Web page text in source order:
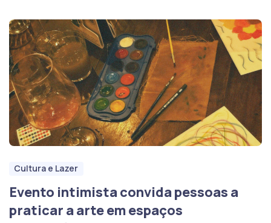
Cultura e Lazer
Evento intimista convida pessoas a
praticar a arte em espaços